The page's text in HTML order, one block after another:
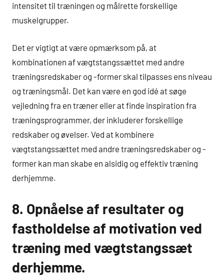
intensitet til træningen og målrette forskellige
muskelgrupper.
Det er vigtigt at være opmærksom på, at
kombinationen af vægtstangssættet med andre
træningsredskaber og -former skal tilpasses ens niveau
og træningsmål. Det kan være en god idé at søge
vejledning fra en træner eller at finde inspiration fra
træningsprogrammer, der inkluderer forskellige
redskaber og øvelser. Ved at kombinere
vægtstangssættet med andre træningsredskaber og -
former kan man skabe en alsidig og effektiv træning
derhjemme.
8. Opnåelse af resultater og
fastholdelse af motivation ved
træning med vægtstangssæt
derhjemme.